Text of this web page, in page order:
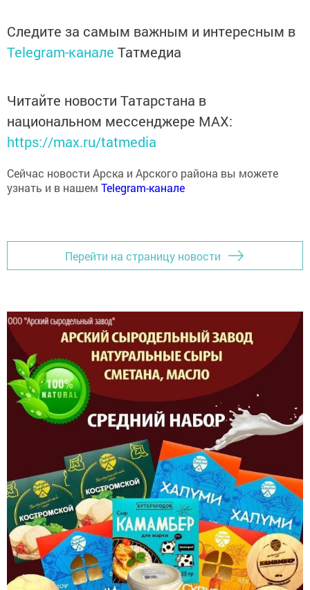
Следите за самым важным и интересным в
Telegram-канале Татмедиа
Читайте новости Татарстана в
национальном мессенджере MАХ:
https://max.ru/tatmedia
Сейчас новости Арска и Арского района вы можете
узнать и в нашемTelegram-канале
Перейти на страницу новости